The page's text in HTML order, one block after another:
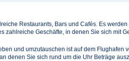
Restaurants, Bars und Cafés. Es
zahlreiche Geschäfte, in denen Sie sich mit
und umzutauschen ist auf dem Flughafen
denen Sie sich rund um die Uhr Beträge